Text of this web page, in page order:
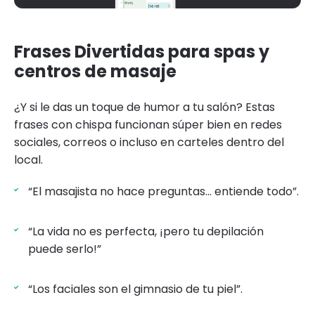
Frases Divertidas para spas y
centros de masaje
¿Y si le das un toque de humor a tu salón? Estas
frases con chispa funcionan súper bien en redes
sociales, correos o incluso en carteles dentro del
local.
“El masajista no hace preguntas... entiende todo”.
“La vida no es perfecta, ¡pero tu depilación
puede serlo!”
“Los faciales son el gimnasio de tu piel”.